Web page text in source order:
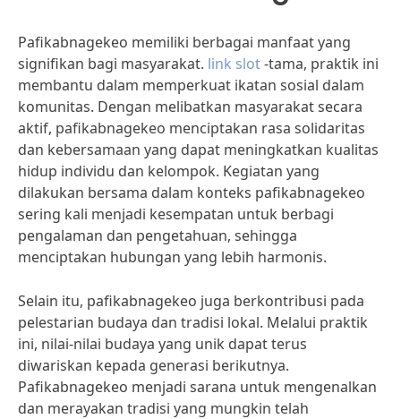
Pafikabnagekeo memiliki berbagai manfaat yang
signifikan bagi masyarakat. link slot-tama, praktik ini
membantu dalam memperkuat ikatan sosial dalam
komunitas. Dengan melibatkan masyarakat secara
aktif, pafikabnagekeo menciptakan rasa solidaritas
dan kebersamaan yang dapat meningkatkan kualitas
hidup individu dan kelompok. Kegiatan yang
dilakukan bersama dalam konteks pafikabnagekeo
sering kali menjadi kesempatan untuk berbagi
pengalaman dan pengetahuan, sehingga
menciptakan hubungan yang lebih harmonis.
Selain itu, pafikabnagekeo juga berkontribusi pada
pelestarian budaya dan tradisi lokal. Melalui praktik
ini, nilai-nilai budaya yang unik dapat terus
diwariskan kepada generasi berikutnya.
Pafikabnagekeo menjadi sarana untuk mengenalkan
dan merayakan tradisi yang mungkin telah